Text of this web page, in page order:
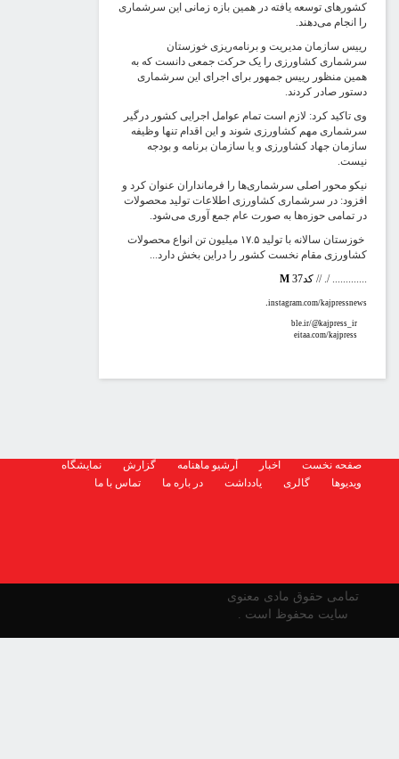
توسعه یافته در همین بازه زمانی این سرشماری
انجام می‌دهند.
سازمان مدیریت و برنامه‌ریزی خوزستان
کشاورزی را یک حرکت جمعی دانست که به
منظور رییس جمهور برای اجرای این سرشماری
صادر کردند.
تاکید کرد: لازم است تمام عوامل اجرایی کشور درگیر
مهم کشاورزی شوند و این اقدام تنها وظیفه
جهاد کشاورزی و یا سازمان برنامه و بودجه
محور اصلی سرشماری‌ها را فرمانداران عنوان کرد و
در سرشماری کشاورزی اطلاعات تولید محصولات
تمامی حوزه‌ها به صورت عام جمع آوری می‌شود.
خوزستان سالانه با تولید ۱۷.۵ میلیون تن انواع محصولات
مقام نخست کشور را دراین بخش دارد...
............. /.کد37 M
.instagram.com/
ble.ir/@kajpress_ir
eitaa.com/kajpress
صفحه نخست اخبار آرشیو ماهنامه گزارش
نمایشگاه
گالری یادداشت در باره ما تماس با ما
تمامی حقوق مادی معنوی
سایت محفوظ است .